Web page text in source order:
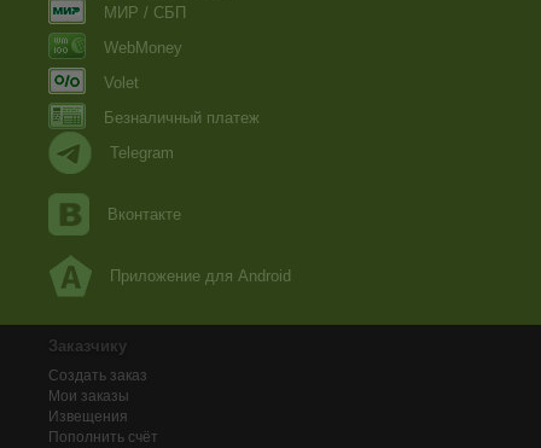
МИР / СБП
WebMoney
Volet
Безналичный платеж
Telegram
Вконтакте
Приложение для Android
Заказчику
Создать заказ
Мои заказы
Извещения
Пополнить счёт